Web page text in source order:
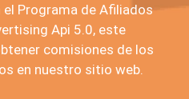
Programa de Afiliados
Api 5.0, este
comisiones de los
en nuestro sitio web.